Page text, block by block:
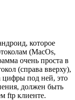
которое
(MacOs,
очень проста в
(справа вверху),
цифры под ней, это
должен быть
ftp клиенте.